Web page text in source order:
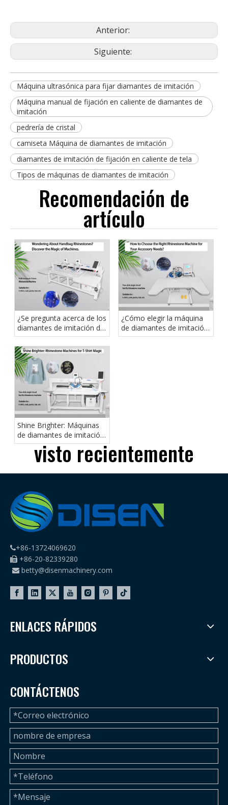
Anterior:
Siguiente:
Máquina ultrasónica para fijar diamantes de imitación
Máquina manual de fijación en caliente de diamantes de
imitación
pedrería de cristal
camiseta Máquina de diamantes de imitación
diamantes de imitación de fijación en caliente de tela
Tipos de máquinas de diamantes de imitación
Recomendación de
artículo
¿Se pregunta acerca de los
diamantes de imitación del
bolso?Descubre la Magia
de las Máquinas.
¿Cómo elegir la máquina
de diamantes de imitación
adecuada para sus
Shine Brighter: Máquinas
de diamantes de imitación
para camisetas mágicas
visto recientemente
+86-13724069620
 +86-20-82339280
 betty@disenmachinery.com
ENLACES RÁPIDOS
PRODUCTOS
CONTÁCTENOS